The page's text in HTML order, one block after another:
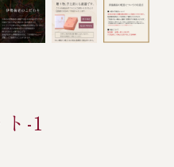
サイトマップ
-1